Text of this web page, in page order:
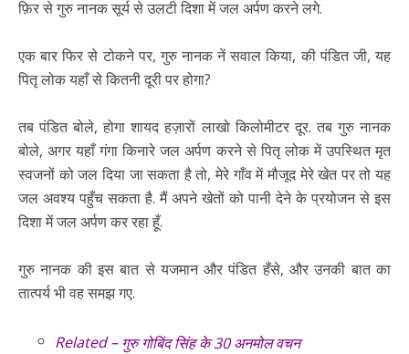
फ़िर से गुरु नानक सूर्य से उलटी दिशा में जल अर्पण करने लगे.
एक बार फिर से टोकने पर, गुरु नानक नें सवाल किया, की पंडित जी, यह
पितृ लोक यहाँ से कितनी दूरी पर होगा?
तब पंडित बोले, होगा शायद हज़ारों लाखो किलोमीटर दूर. तब गुरु नानक
बोले, अगर यहाँ गंगा किनारे जल अर्पण करने से पितृ लोक में उपस्थित मृत
स्वजनों को जल दिया जा सकता है तो, मेरे गाँव में मौजूद मेरे खेत पर तो यह
जल अवश्य पहुँच सकता है. मैं अपने खेतों को पानी देने के प्रयोजन से इस
दिशा में जल अर्पण कर रहा हूँ.
गुरु नानक की इस बात से यजमान और पंडित हँसे, और उनकी बात का
तात्पर्य भी वह समझ गए.
Related – गुरु गोबिंद सिंह के 30 अनमोल वचन